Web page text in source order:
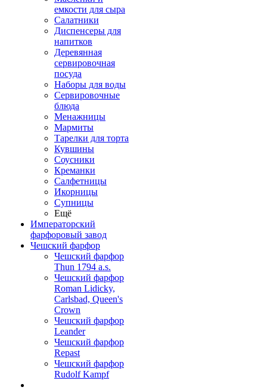
емкости для сыра
Салатники
Диспенсеры для
напитков
Деревянная
сервировочная
посуда
Наборы для воды
Сервировочные
блюда
Менажницы
Мармиты
Тарелки для торта
Кувшины
Соусники
Креманки
Салфетницы
Икорницы
Супницы
Ещё
Императорский
фарфоровый завод
Чешский фарфор
Чешский фарфор
Thun 1794 a.s.
Чешский фарфор
Roman Lidicky,
Carlsbad, Queen's
Crown
Чешский фарфор
Leander
Чешский фарфор
Repast
Чешский фарфор
Rudolf Kampf